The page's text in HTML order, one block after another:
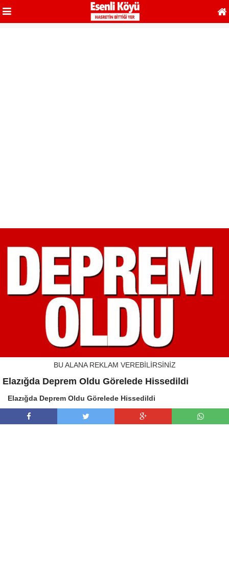
BU ALANA REKLAM VEREBİLİRSİNİZ
Elazığda Deprem Oldu Görelede Hissedildi
Elazığda Deprem Oldu Görelede Hissedildi